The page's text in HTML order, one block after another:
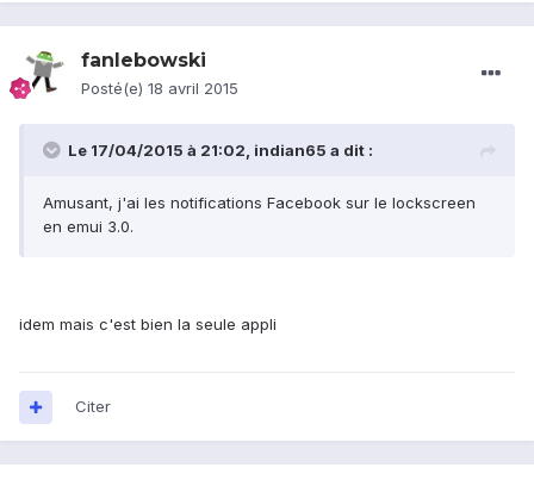
fanlebowski
Posté(e) 18 avril 2015
Le 17/04/2015 à 21:02, indian65 a dit :
Amusant, j'ai les notifications Facebook sur le lockscreen
en emui 3.0.
idem mais c'est bien la seule appli
Citer